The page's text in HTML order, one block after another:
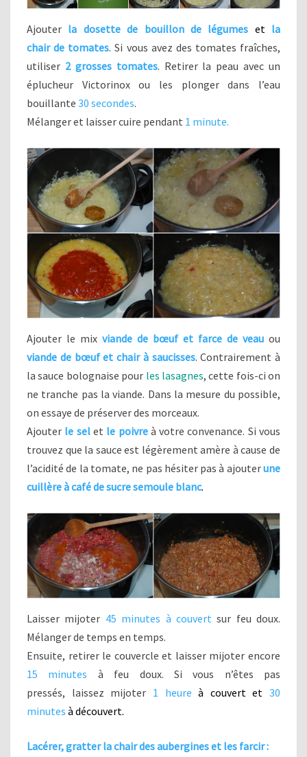
Ajouter la dosette de bouillon de légumes et la
chairde tomates. Si vous avez des tomates fraîches,
utiliser 2 grosses tomates. Retirer la peau avec un
éplucheur Victorinox ou les plonger dans l’eau
bouillante 30 secondes.
Mélanger et laisser cuire pendant 1 minute.
Ajouter le mix viande de bœuf et farce de veau ou
viande de bœuf et chair à saucisses. Contrairement à
la sauce bolognaise pour les lasagnes, cette fois-ci on
ne tranche pas la viande. Dans la mesure du possible,
on essaye de préserver des morceaux.
Ajouter le selet le poivre à votre convenance. Si vous
trouvez que la sauce est légèrement amère à cause de
l’acidité de la tomate, ne pas hésiter pas à ajouterune
cuillère à café de sucre semoule blanc.
Laisser mijoter 45 minutes à couvertsur feu doux.
Mélanger de temps en temps.
Ensuite, retirer le couvercle et laisser mijoter encore
15 minutes à feu doux. Si vous n’êtes pas
pressés, laissez mijoter 1 heureà couvert et 30
minutes à découvert.
Lacérer, gratter la chair des aubergines et les farcir :